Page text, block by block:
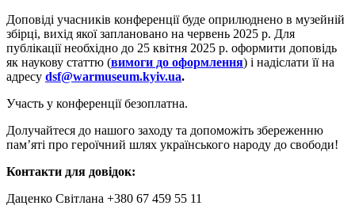
Доповіді учасників конференції буде оприлюднено в музейній
збірці, вихід якої заплановано на червень 2025 р. Для
публікації необхідно до 25 квітня 2025 р. оформити доповідь
як наукову статтю (вимоги до оформлення) і надіслати її на
адресу dsf@warmuseum.kyiv.ua.
Участь у конференції безоплатна.
Долучайтеся до нашого заходу та допоможіть збереженню
пам’яті про героїчний шлях українського народу до свободи!
Контакти для довідок:
Даценко Світлана +380 67 459 55 11